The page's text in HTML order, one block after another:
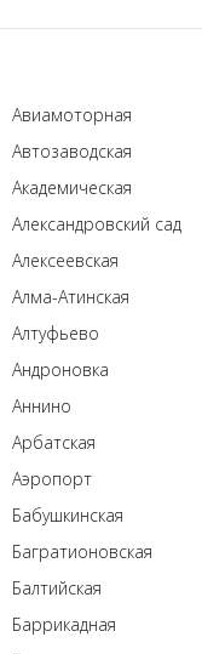
Авиамоторная
Автозаводская
Академическая
Александровский сад
Алексеевская
Алма-Атинская
Алтуфьево
Андроновка
Аннино
Арбатская
Аэропорт
Бабушкинская
Багратионовская
Балтийская
Баррикадная